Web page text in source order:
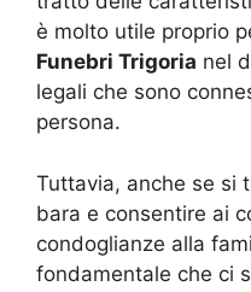
è molto utile proprio
Funebri Trigoria nel
legali che sono
persona.
Tuttavia, anche se si
bara e consentire ai
condoglianze alla
fondamentale che ci